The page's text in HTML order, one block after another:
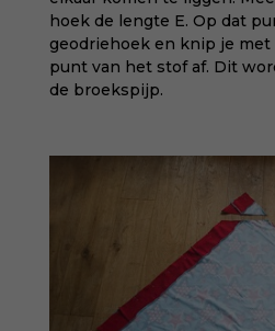
hoek de lengte E. Op dat
geodriehoek en knip je met
punt van het stof af. Dit
de broekspijp.